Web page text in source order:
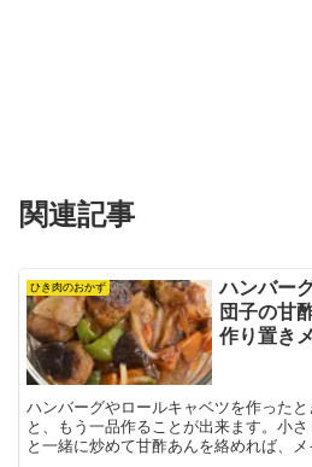
関連記事
ひき肉のおかず
ハンバー
団子の甘
作り置き
ハンバーグやロールキャベツを作った
と、もう一品作ることが出来ます。小
と一緒に炒めて甘酢あんを絡めれば、メ